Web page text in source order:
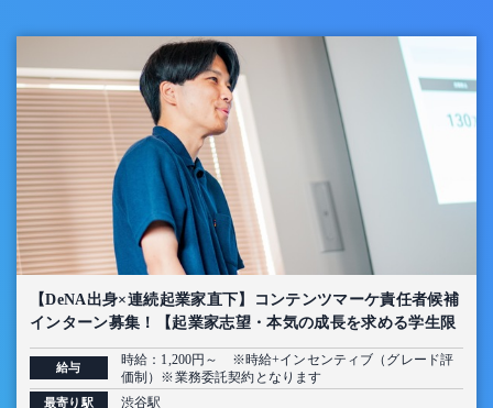
【DeNA出身×連続起業家直下】コンテンツマーケ責任者候補
インターン募集！【起業家志望・本気の成長を求める学生限
定】
給与
時給：1,200円～ ※時給+インセンティブ（グレード評
価制）※業務委託契約となります
最寄り駅 渋谷駅